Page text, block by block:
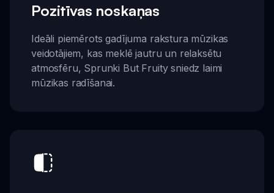
Pozitīvas noskaņas
Ideāli piemērots gadījuma rakstura mūzikas
veidotājiem, kas meklē jautru un relaksētu
atmosfēru, Sprunki But Fruity sniedz laimi
mūzikas radīšanai.